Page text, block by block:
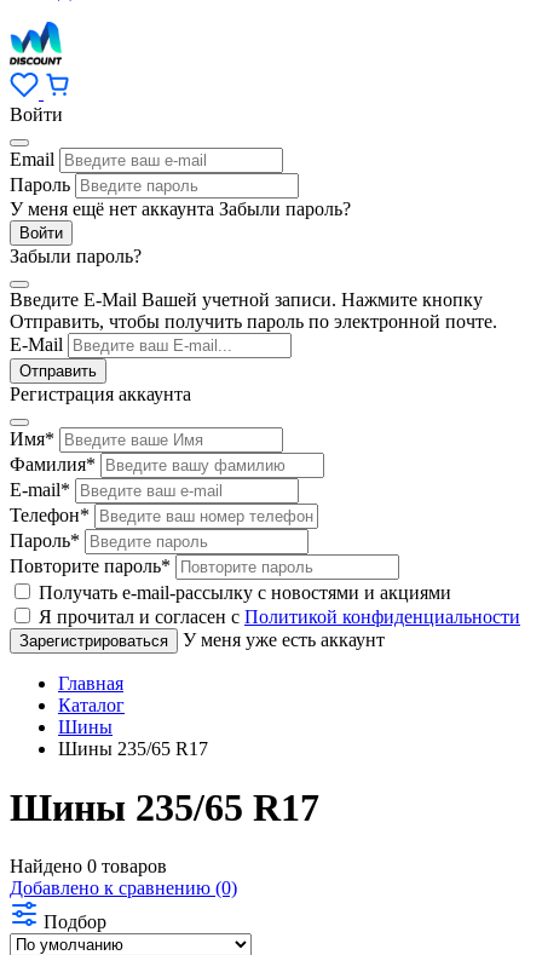
Войти
Email
Пароль
У меня ещё нет аккаунта Забыли пароль?
Забыли пароль?
Введите E-Mail Вашей учетной записи. Нажмите кнопку
Отправить, чтобы получить пароль по электронной почте.
E-Mail
Регистрация аккаунта
Имя*
Фамилия*
E-mail*
Телефон*
Пароль*
Повторите пароль*
Получать e-mail-рассылку с новостями и акциями
Я прочитал и согласен с Политикой конфиденциальности
У меня уже есть аккаунт
Главная
Каталог
Шины
Шины 235/65 R17
Шины 235/65 R17
Найдено 0 товаров
Добавлено к сравнению (0)
Подбор